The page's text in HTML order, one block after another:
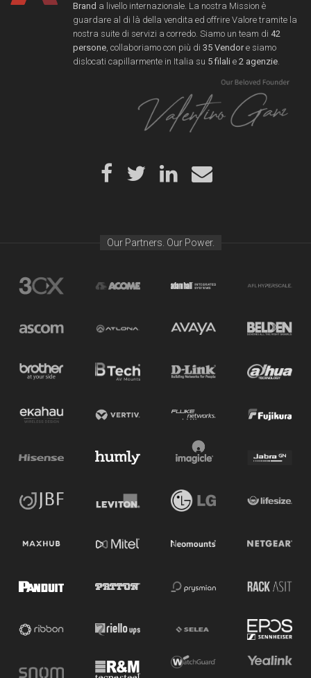
Brand a livello internazionale. La nostra Mission è
guardare al di là della vendita ed offrire Valore tramite la
nostra suite di servizi a corredo. Siamo un team di 42
persone, collaboriamo con più di 35 Vendore siamo
dislocati capillarmente in Italia su 5 filali e 2 agenzie.